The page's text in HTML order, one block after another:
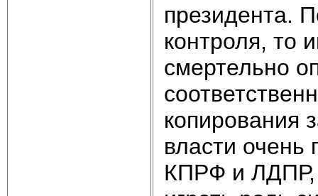
президента.
контроля, то
смертельно
копирования
власти очень
КПРФ и ЛДПР,